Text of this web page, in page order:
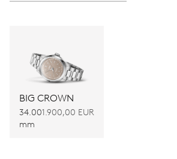
BIG CROWN
34.00
mm
1.900,00 EUR